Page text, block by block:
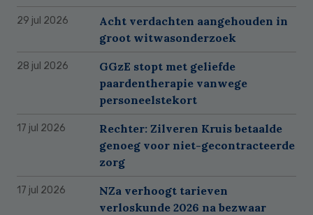
29 jul 2026
Acht verdachten aangehouden in
groot witwasonderzoek
28 jul 2026
GGzE stopt met geliefde
paardentherapie vanwege
personeelstekort
17 jul 2026
Rechter: Zilveren Kruis betaalde
genoeg voor niet-gecontracteerde
zorg
17 jul 2026
NZa verhoogt tarieven
verloskunde 2026 na bezwaar